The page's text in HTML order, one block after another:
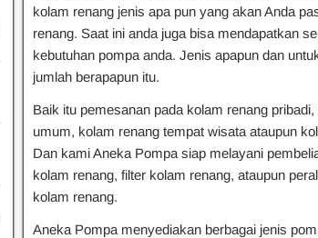
kolam renang jenis apa pun yang akan Anda
renang. Saat ini anda juga bisa mendapatkan
kebutuhan pompa anda. Jenis apapun dan
jumlah berapapun itu.
Baik itu pemesanan pada kolam renang
umum, kolam renang tempat wisata ataupun
Dan kami Aneka Pompa siap melayani
kolam renang, filter kolam renang, ataupun
kolam renang.
Aneka Pompa menyediakan berbagai jenis